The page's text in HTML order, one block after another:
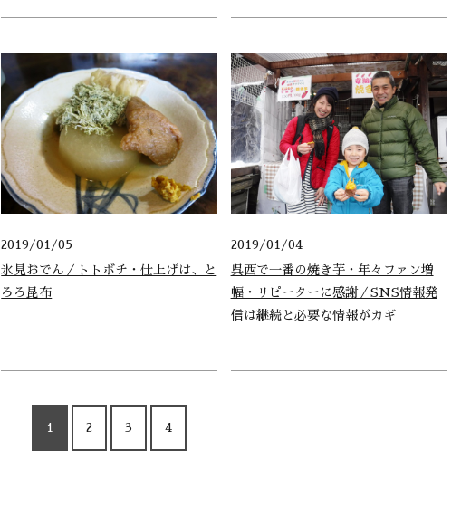
2019/01/05
氷見おでん／トトボチ・仕上げは、と
ろろ昆布
2019/01/04
呉西で一番の焼き芋・年々ファン増
幅・リピーターに感謝／SNS情報発
信は継続と必要な情報がカギ
1 2 3 4